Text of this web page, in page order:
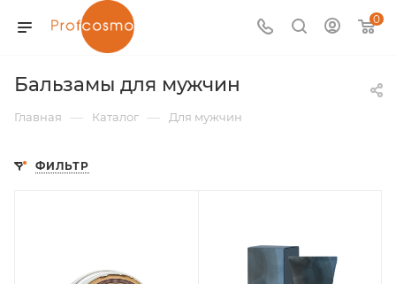
0
Бальзамы для мужчин
Главная — Каталог — Для мужчин
ФИЛЬТР